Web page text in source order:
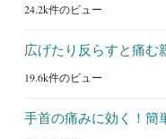
24.2k件のビュー
広げたり反らすと痛む
19.6k件のビュー
手首の痛みに効く！簡